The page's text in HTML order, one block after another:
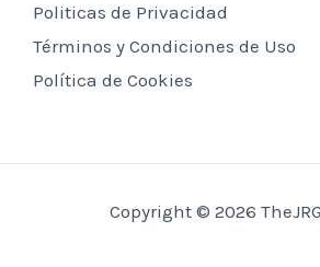
Politicas de Privacidad
Términos y Condiciones de Uso
Política de Cookies
Copyright © 2026